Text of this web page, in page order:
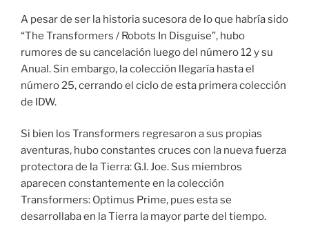
A pesar de ser la historia sucesora de lo que habría sido
“The Transformers / Robots In Disguise”, hubo
rumores de su cancelación luego del número 12 y su
Anual. Sin embargo, la colección llegaría hasta el
número 25, cerrando el ciclo de esta primera colección
de IDW.
Si bien los Transformers regresaron a sus propias
aventuras, hubo constantes cruces con la nueva fuerza
protectora de la Tierra: G.I. Joe. Sus miembros
aparecen constantemente en la colección
Transformers: Optimus Prime, pues esta se
desarrollaba en la Tierra la mayor parte del tiempo.